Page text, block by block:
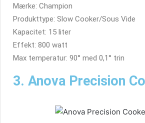
Mærke: Champion
Produkttype: Slow Cooker/Sous Vide
Kapacitet: 15 liter
Effekt: 800 watt
Max temperatur: 90° med 0,1° trin
3. Anova Precision